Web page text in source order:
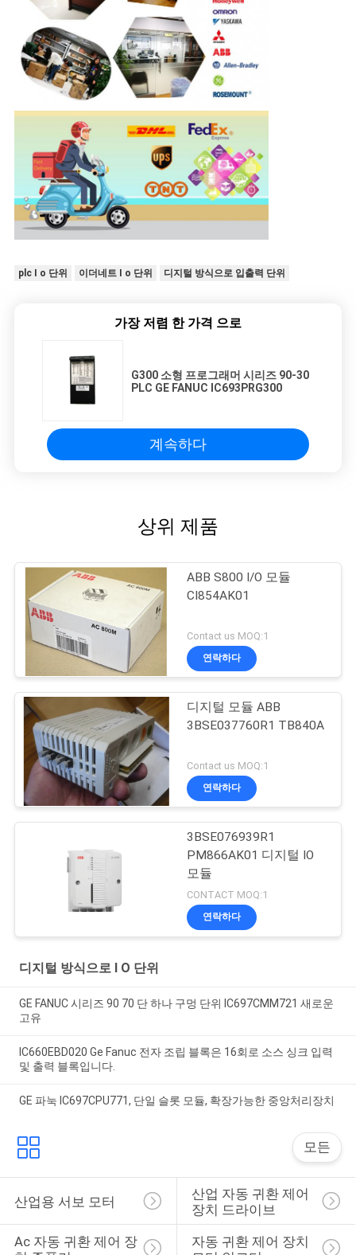
plc I o 단위 이더네트 I o 단위 디지털 방식으로 입출력 단위
가장 저렴 한 가격 으로
G300 소형 프로그래머 시리즈 90-30
PLC GE FANUC IC693PRG300
계속하다
상위 제품
ABB S800 I/O 모듈
CI854AK01
Contact us MOQ:1
연락하다
디지털 모듈 ABB
3BSE037760R1 TB840A
Contact us MOQ:1
연락하다
3BSE076939R1
PM866AK01 디지털 IO
모듈
CONTACT MOQ:1
연락하다
디지털 방식으로 I O 단위
GE FANUC 시리즈 90 70 단 하나 구멍 단위 IC697CMM721 새로운
고유
IC660EBD020 Ge Fanuc 전자 조립 블록은 16회로 소스 싱크 입력
및 출력 블록입니다.
GE 파눅 IC697CPU771, 단일 슬롯 모듈, 확장가능한 중앙처리장치
모든
산업용 서보 모터
산업 자동 귀환 제어
장치 드라이브
Ac 자동 귀환 제어 장
자동 귀환 제어 장치